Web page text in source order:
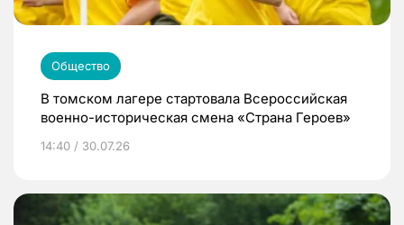
Общество
В томском лагере стартовала Всероссийская
военно-историческая смена «Страна Героев»
14:40 / 30.07.26